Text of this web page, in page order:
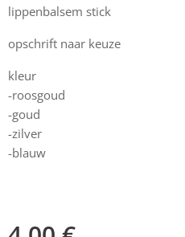
lippenbalsem stick
opschrift naar keuze
kleur
-roosgoud
-goud
-zilver
-blauw